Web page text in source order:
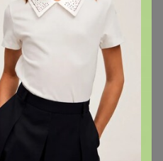
7
и хранение в